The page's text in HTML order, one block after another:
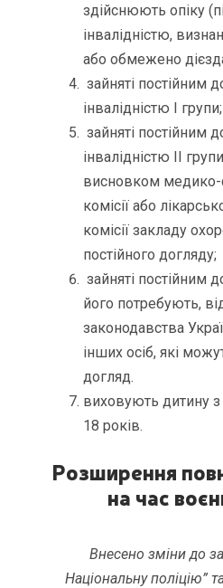
здійснюють опіку
інвалідністю,
або обмежено
зайняті постійним
інвалідністю I групи;
зайняті постійним
інвалідністю ІI
висновком медико-
комісії або
комісії закладу
постійного догляду;
зайняті постійним
його потребують,
законодавства
інших осіб, які
догляд.
виховують дитину з
18 років.
Розширення
на час
Внесено зміни до
Національну поліцію”